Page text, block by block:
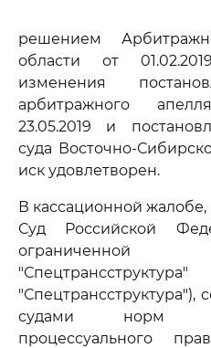
решением
области от
изменения
арбитражного
23.05.2019 и
суда Восточно-
иск удовлетворен.
В кассационной
Суд Российской
ограниченной
судами норм
процессуального